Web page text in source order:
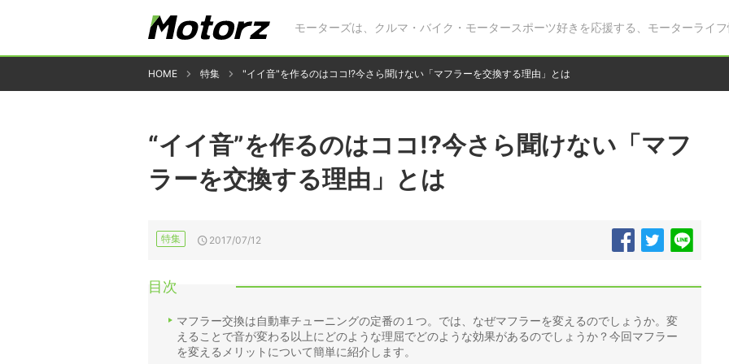
モーターズは、クルマ・バイク・モータースポーツ好きを応援する、モーターライフ
HOME 特集 "イイ音"を作るのはココ!?今さら聞けない「マフラーを交換する理由」とは
“イイ音”を作るのはココ!?今さら聞けない「マフ
ラーを交換する理由」とは
特集 2017/07/12
目次
マフラー交換は自動車チューニングの定番の１つ。では、なぜマフラーを変えるのでしょうか。変
えることで音が変わる以上にどのような理屈でどのような効果があるのでしょうか？今回マフラー
を変えるメリットについて簡単に紹介します。